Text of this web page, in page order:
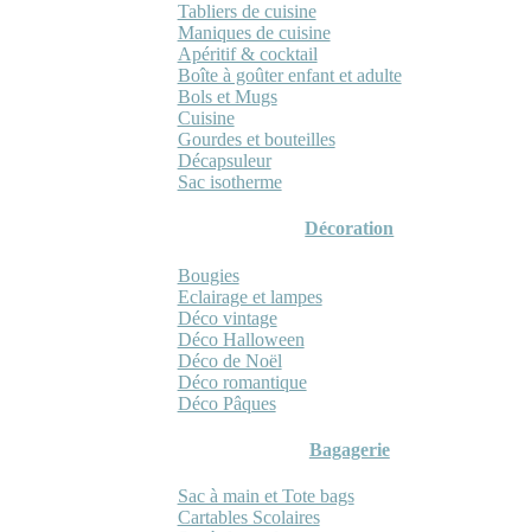
Tabliers de cuisine
Maniques de cuisine
Apéritif & cocktail
Boîte à goûter enfant et adulte
Bols et Mugs
Cuisine
Gourdes et bouteilles
Décapsuleur
Sac isotherme
Décoration
Bougies
Eclairage et lampes
Déco vintage
Déco Halloween
Déco de Noël
Déco romantique
Déco Pâques
Bagagerie
Sac à main et Tote bags
Cartables Scolaires